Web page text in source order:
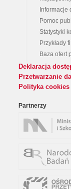
Informacje
Pomoc
Statystyki
Przykłady
Baza ofert
Deklaracja
Przetwarzanie
Polityka cookies
Partnerzy